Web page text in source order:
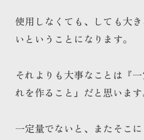
使用しなくても、しても大
いということになります。
それよりも大事なことは『
れを作ること』だと思います
一定量でないと、またそこ